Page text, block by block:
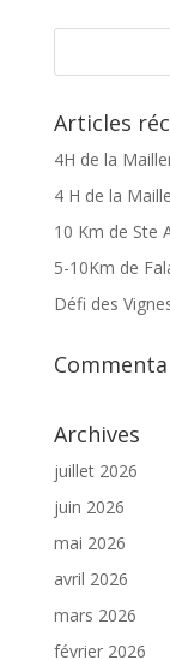
Articles
4H de la
4 H de la
10 Km de Ste
5-10Km de
Défi des
Archives
juillet 2026
juin 2026
mai 2026
avril 2026
mars 2026
février 2026